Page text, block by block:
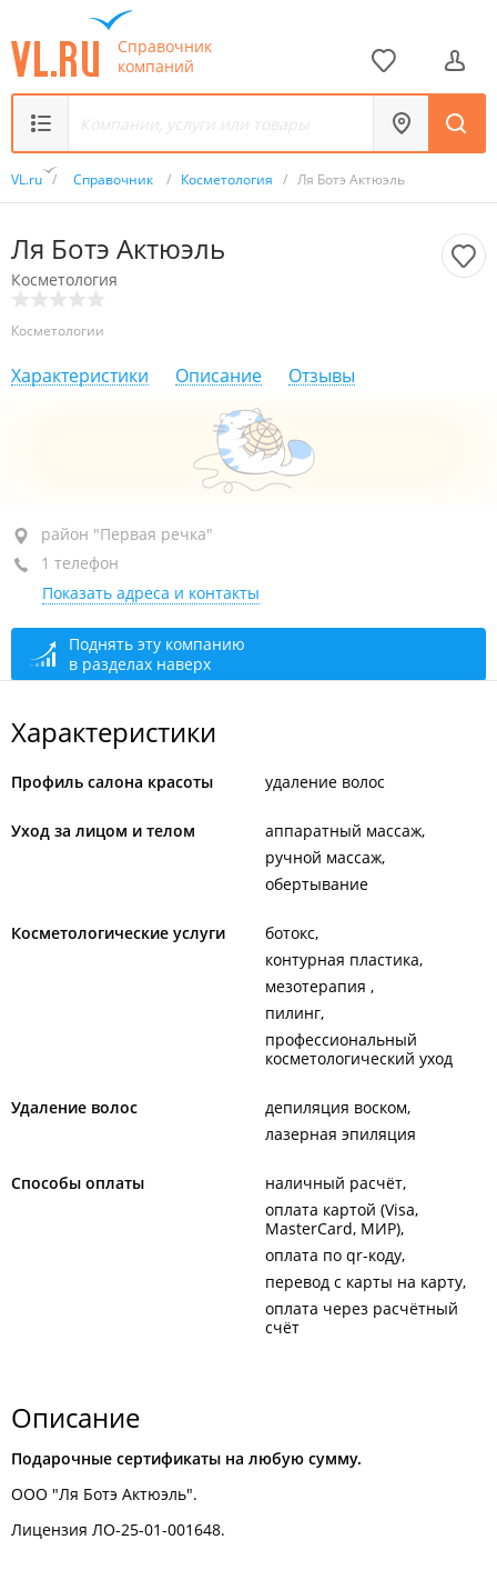
Справочник
компаний
VL.ru / Справочник / Косметология / Ля Ботэ Актюэль
Ля Ботэ Актюэль
Косметология
Косметологии
Характеристики Описание Отзывы
район "Первая речка", ул. Хабаровская, 36
1-й этаж
+7 924 123-43-88
открыто: 10:00–20:00
район "Первая речка"
1 телефон
Показать адреса и контакты
Поднять эту компанию
в разделах наверх
Характеристики
Профиль салона красоты удаление волос
Уход за лицом и телом
аппаратный массаж
ручной массаж
обертывание
Косметологические услуги
ботокс
контурная пластика
мезотерапия
пилинг
профессиональный
косметологический уход
Удаление волос
депиляция воском
лазерная эпиляция
Способы оплаты
наличный расчёт
оплата картой (Visa,
MasterCard, МИР)
оплата по qr-коду
перевод с карты на карту
оплата через расчётный
счёт
Описание
Подарочные сертификаты на любую сумму.
ООО "Ля Ботэ Актюэль".
Лицензия ЛО-25-01-001648.